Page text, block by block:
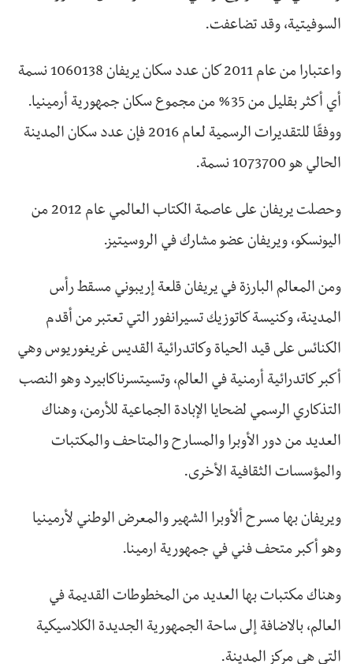
السوفيتية، وقد تضاعفت.
واعتبارا من عام 2011 كان عدد سكان يريفان 1060138 نسمة
أي أكثر بقليل من 35% من مجموع سكان جمهورية أرمينيا.
ووفقًا للتقديرات الرسمية لعام 2016 فإن عدد سكان المدينة
الحالي هو 1073700 نسمة.
وحصلت يريفان على عاصمة الكتاب العالمي عام 2012 من
اليونسكو، ويريفان عضو مشارك في الروسيتيز.
ومن المعالم البارزة في يريفان قلعة إريبوني مسقط رأس
المدينة، وكنيسة كاتوزيك تسيرانفور التي تعتبر من أقدم
الكنائس على قيد الحياة وكاتدرائية القديس غريغوريوس وهي
أكبر كاتدرائية أرمنية في العالم، وتسيتسرناكابيرد وهو النصب
التذكاري الرسمي لضحايا الإبادة الجماعية للأرمن، وهناك
العديد من دور الأوبرا والمسارح والمتاحف والمكتبات
والمؤسسات الثقافية الأخرى.
ويريفان بها مسرح ألأوبرا الشهير والمعرض الوطني لأرمينيا
وهو أكبر متحف فني في جمهورية ارمينا.
وهناك مكتبات بها العديد من المخطوطات القديمة في
العالم، بالاضافة إلى ساحة الجمهورية الجديدة الكلاسيكية
التي هي مركز المدينة.